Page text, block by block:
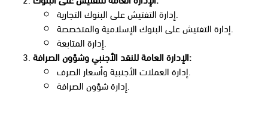
إدارة التفتيش على البنوك التجارية.
إدارة التفتيش على البنوك الإسلامية والمتخصصة.
إدارة المتابعة.
الإدارة العامة للنقد الأجنبي وشؤون الصرافة:
إدارة العملات الأجنبية وأسعار الصرف.
إدارة شؤون الصرافة.